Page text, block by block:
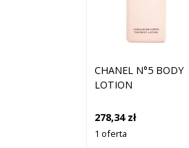
CHANEL N°5 BODY
LOTION
278,34 zł
1 oferta